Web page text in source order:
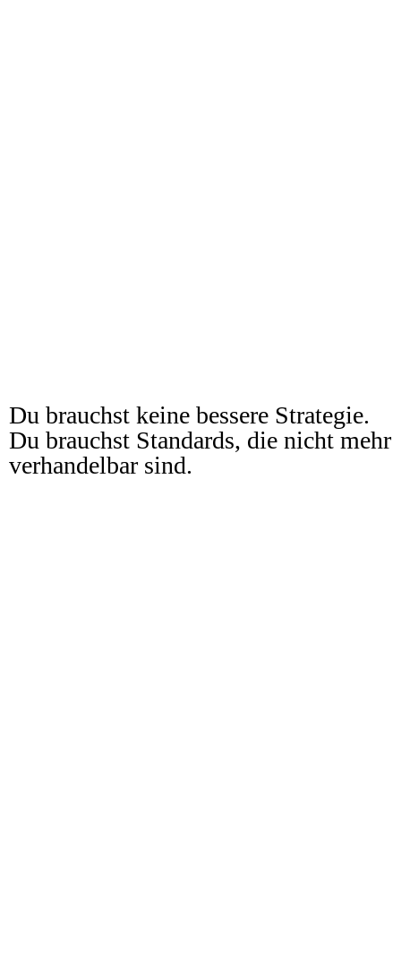
Du brauchst keine bessere Strategie.
Du brauchst Standards, die nicht mehr
verhandelbar sind.